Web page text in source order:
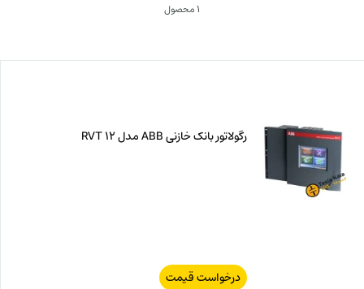
1 محصول
رگولاتور بانک خازنی ABB مدل RVT 12
درخواست قیمت